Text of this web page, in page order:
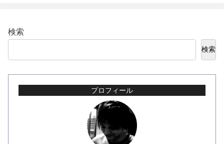
検索
検索
プロフィール